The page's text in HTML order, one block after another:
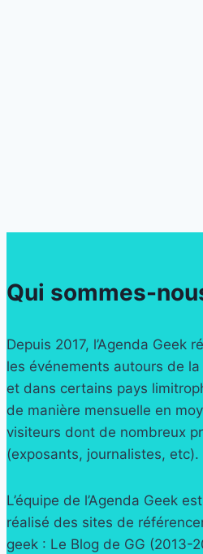
Qui sommes-
Depuis 2017, l’Agenda Geek
les événements autours de
et dans certains pays
de manière mensuelle en
visiteurs dont de nombreux
(exposants, journalistes, etc).
L’équipe de l’Agenda Geek
réalisé des sites de
geek : Le Blog de GG (2013-